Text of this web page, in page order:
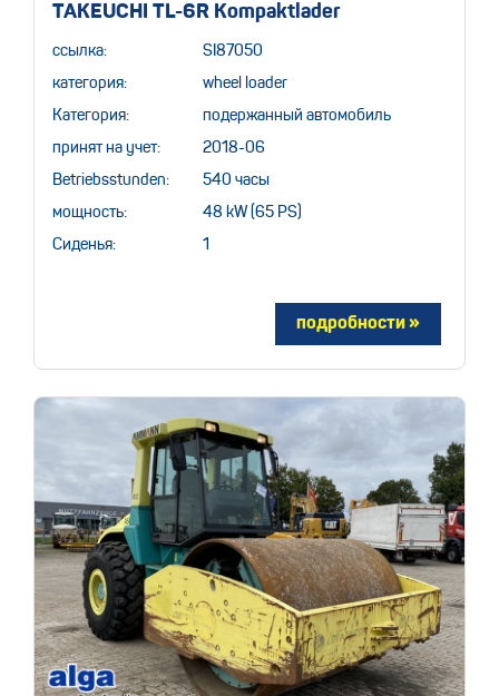
TAKEUCHI TL-6R Kompaktlader
ссылка: SI87050
категория: wheel loader
Категория: подержанный автомобиль
принят на учет: 2018-06
Betriebsstunden: 540 часы
мощность: 48 kW (65 PS)
Сиденья: 1